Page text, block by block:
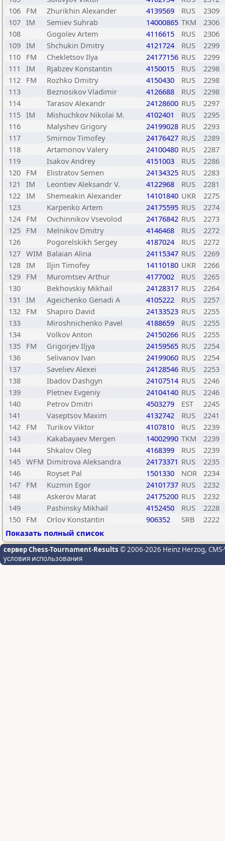
106 FM Zhurikhin Alexander 4139569 RUS
2309
107 IM Semiev Suhrab 14000865 TKM
2306
108
Gogolev Artem 4116615 RUS
2306
109 IM Shchukin Dmitry 4121724 RUS
2299
110 FM Chekletsov Ilya 24177156 RUS
2299
111
IM Rjabzev Konstantin 4150015 RUS
2298
112 FM Rozhko Dmitry 4150430 RUS
2298
113
Beznosikov Vladimir 4126688 RUS
2298
114
Tarasov Alexandr 24128600 RUS
2297
115 IM Mishuchkov Nikolai M. 4102401 RUS
2295
116
Malyshev Grigory 24199028 RUS
2293
117
Smirnov Timofey 24176427 RUS
2289
118
Artamonov Valery 24100480 RUS
2287
119
Isakov Andrey 4151003 RUS
2286
120 FM Elistratov Semen 24134325 RUS
2283
121
IM Leontiev Aleksandr V. 4122968 RUS
2281
122 IM Shemeakin Alexander 14101840 UKR
2275
123
Karpenko Artem 24175595 RUS
2274
124 FM Ovchinnikov Vsevolod 24176842 RUS
2273
125 FM Melnikov Dmitry 4146468 RUS
2272
126
Pogorelskikh Sergey 4187024 RUS
2272
127 WIM Balaian Alina 24115347 RUS
2269
128 IM Iljin Timofey 14110180 UKR
2266
129 FM Muromtsev Arthur 4177002 RUS
2265
130
Bekhovskiy Mikhail 24128317 RUS
2264
131
IM Ageichenko Genadi A 4105222 RUS
2257
132 FM Shapiro David 24133523 RUS
2255
133
Miroshnichenko Pavel 4188659 RUS
2255
134
Volkov Anton 24150266 RUS
2255
135 FM Grigorjev Iljya 24159565 RUS
2254
136
Selivanov Ivan 24199060 RUS
2254
137
Saveliev Alexei 24128546 RUS
2253
138
Ibadov Dashgyn 24107514 RUS
2246
139
Pletnev Evgeniy 24104140 RUS
2246
140
Petrov Dmitri 4503279 EST
2245
141
Vaseptsov Maxim 4132742 RUS
2241
142 FM Turikov Viktor 4107810 RUS
2239
143
Kakabayaev Mergen 14002990 TKM
2239
144
Shkalov Oleg 4168399 RUS
2239
145 WFM Dimitrova Aleksandra 24173371 RUS
2235
146
Royset Pal 1501330 NOR
2234
147 FM Kuzmin Egor 24101737 RUS
2232
148
Askerov Marat 24175200 RUS
2232
149
Pashinsky Mikhail 4152450 RUS
2228
150 FM Orlov Konstantin 906352 SRB
2222
Показать полный список
сервер Chess-Tournament-Results © 2006-2026 Heinz Herzog,
условия использования